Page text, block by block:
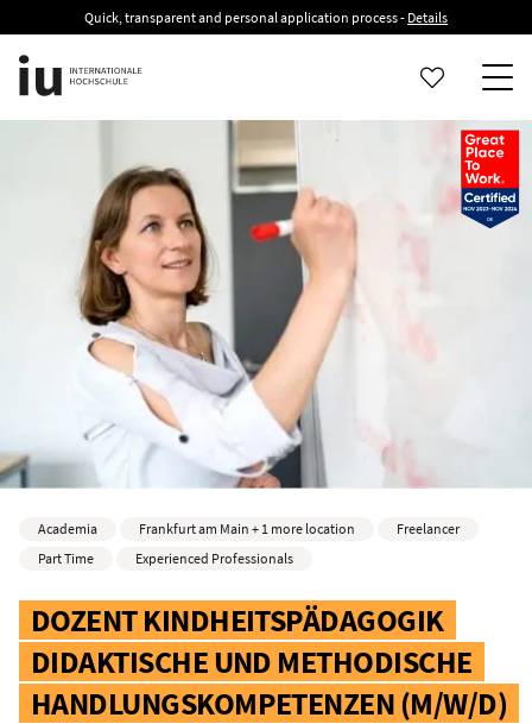
Quick, transparent and personal application process - Details
DOZENT KINDHEITSPÄDAGOGIK
DIDAKTISCHE UND METHODISCHE
HANDLUNGSKOMPETENZEN (M/W/D)
Academia Frankfurt am Main + 1 more location
Freelancer
Part Time
Experienced Professionals